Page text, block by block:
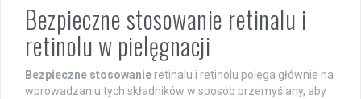
Bezpieczne stosowanie retinalu i
retinolu w pielęgnacji
Bezpieczne stosowanie retinalu i retinolu polega głównie na
wprowadzaniu tych składników w sposób przemyślany, aby